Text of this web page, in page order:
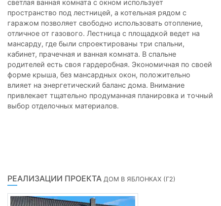
светлая ванная комната с окном использует
пространство под лестницей, а котельная рядом с
гаражом позволяет свободно использовать отопление,
отличное от газового. Лестница с площадкой ведет на
мансарду, где были спроектированы три спальни,
кабинет, прачечная и ванная комната. В спальне
родителей есть своя гардеробная. Экономичная по своей
форме крыша, без мансардных окон, положительно
влияет на энергетический баланс дома. Внимание
привлекает тщательно продуманная планировка и точный
выбор отделочных материалов.
РЕАЛИЗАЦИИ ПРОЕКТА ДОМ В ЯБЛОНКАХ (Г2)